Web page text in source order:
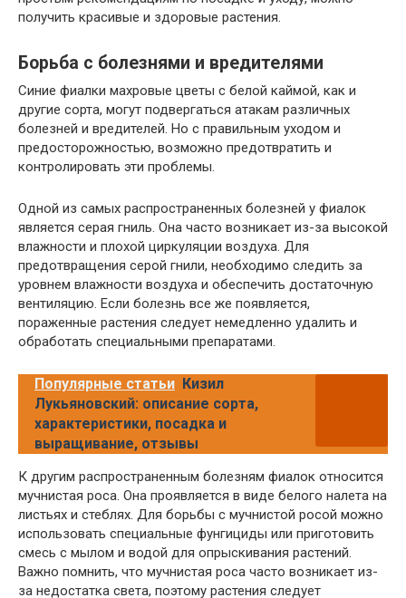
получить красивые и здоровые растения.
Борьба с болезнями и вредителями
Синие фиалки махровые цветы с белой каймой, как и
другие сорта, могут подвергаться атакам различных
болезней и вредителей. Но с правильным уходом и
предосторожностью, возможно предотвратить и
контролировать эти проблемы.
Одной из самых распространенных болезней у фиалок
является серая гниль. Она часто возникает из-за высокой
влажности и плохой циркуляции воздуха. Для
предотвращения серой гнили, необходимо следить за
уровнем влажности воздуха и обеспечить достаточную
вентиляцию. Если болезнь все же появляется,
пораженные растения следует немедленно удалить и
обработать специальными препаратами.
Популярные статьи Кизил
Лукьяновский: описание сорта,
характеристики, посадка и
выращивание, отзывы
К другим распространенным болезням фиалок относится
мучнистая роса. Она проявляется в виде белого налета на
листьях и стеблях. Для борьбы с мучнистой росой можно
использовать специальные фунгициды или приготовить
смесь с мылом и водой для опрыскивания растений.
Важно помнить, что мучнистая роса часто возникает из-
за недостатка света, поэтому растения следует